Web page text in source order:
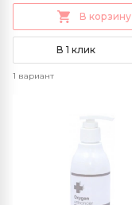
В корзину
В 1 клик
1 вариант